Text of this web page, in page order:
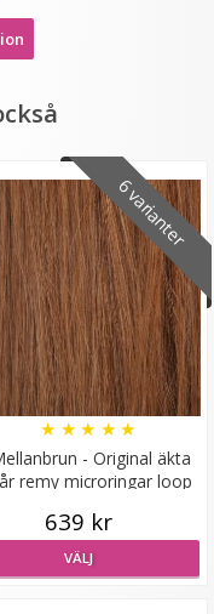
- Mörkbrun #6B
6 varianter
- Original äkta
remy microringar loop
★ ★ ★ ★ ★
639 kr
VÄLJ